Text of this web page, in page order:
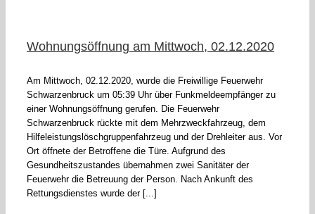
Wohnungsöffnung am Mittwoch, 02.12.2020
Am Mittwoch, 02.12.2020, wurde die Freiwillige Feuerwehr
Schwarzenbruck um 05:39 Uhr über Funkmeldeempfänger zu
einer Wohnungsöffnung gerufen. Die Feuerwehr
Schwarzenbruck rückte mit dem Mehrzweckfahrzeug, dem
Hilfeleistungslöschgruppenfahrzeug und der Drehleiter aus. Vor
Ort öffnete der Betroffene die Türe. Aufgrund des
Gesundheitszustandes übernahmen zwei Sanitäter der
Feuerwehr die Betreuung der Person. Nach Ankunft des
Rettungsdienstes wurde der [...]